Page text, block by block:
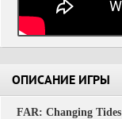
ОПИСАНИЕ ИГРЫ
FAR: Changing Tides